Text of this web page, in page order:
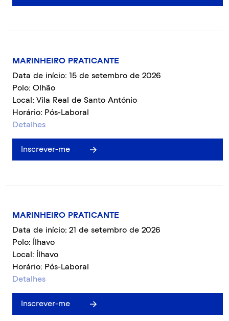
MARINHEIRO PRATICANTE
Data de início: 15 de setembro de 2026
Polo: Olhão
Local: Vila Real de Santo António
Horário: Pós-Laboral
Detalhes
Inscrever-me
MARINHEIRO PRATICANTE
Data de início: 21 de setembro de 2026
Polo: Ílhavo
Local: Ílhavo
Horário: Pós-Laboral
Detalhes
Inscrever-me